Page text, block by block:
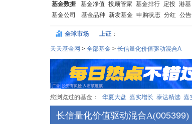
基金数据 基金净值 投顾管家 基金排行 定投 港基
基金公司
基金品种 新发基金 申购状态 分红 公告
全球市场 上证：
天天基金网 > 全部基金 > 长信量化价值驱动混合A
您浏览过的基金： 华夏大盘 嘉实增长 泰达精选 嘉
长信量化价值驱动混合A(005399)